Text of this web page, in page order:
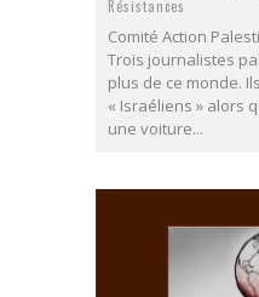
Résistances
Comité Action
Trois journalistes
plus de ce monde.
« Israéliens » alors
une voiture...